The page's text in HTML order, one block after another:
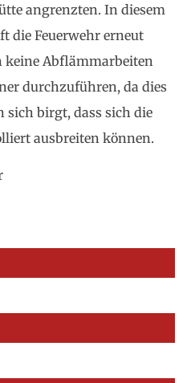
angrenzten. In diesem
die Feuerwehr erneut
keine Abflämmarbeiten
durchzuführen, da dies
sich birgt, dass sich die
ausbreiten können.